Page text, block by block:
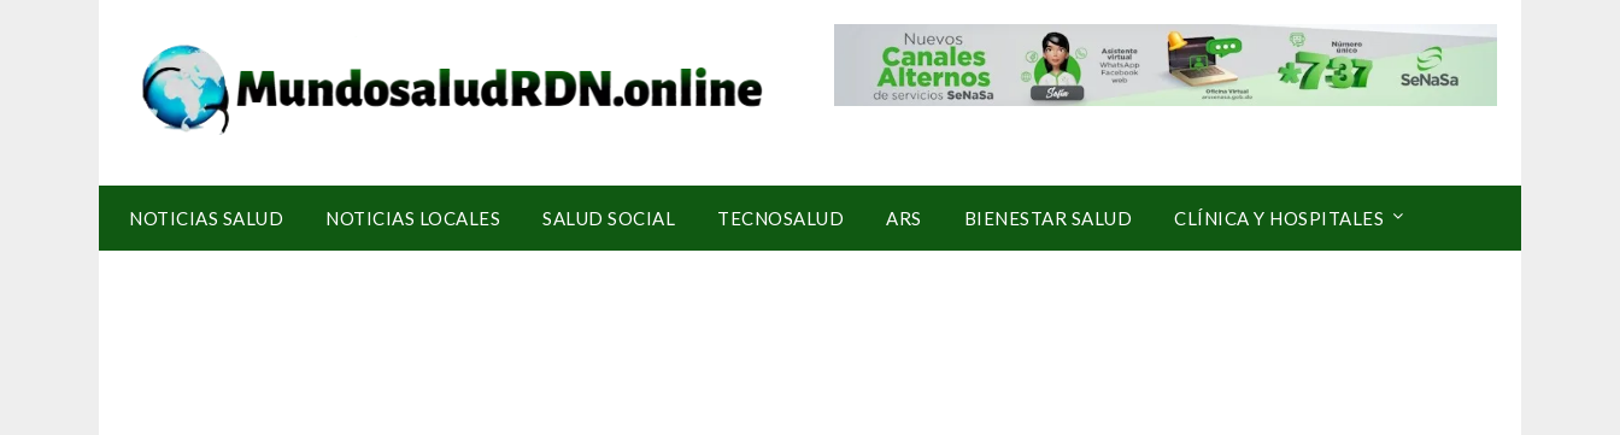
NOTICIAS SALUD NOTICIAS LOCALES SALUD SOCIAL TECNOSALUD ARS BIENESTAR SALUD CLÍNICA Y HOSPITALES